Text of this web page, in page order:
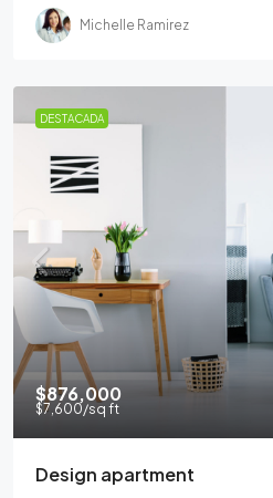
Michelle Ramirez
DESTACADA
$876,000
$7,600/sq ft
Design apartment